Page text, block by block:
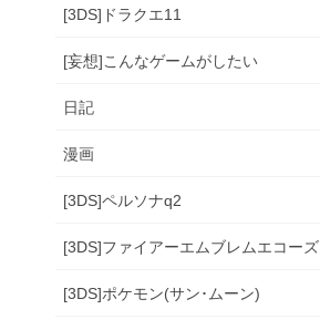
[3DS]ドラクエ11
[妄想]こんなゲームがしたい
日記
漫画
[3DS]ペルソナq2
[3DS]ファイアーエムブレムエコーズ
[3DS]ポケモン(サン･ムーン)